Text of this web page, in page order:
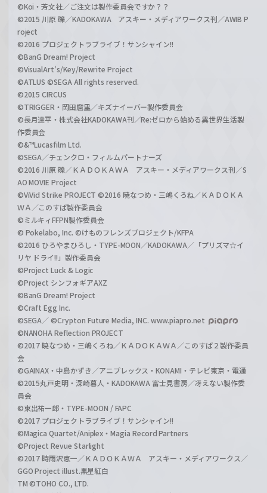
©Koi・芳文社／ご注文は製作委員会ですか？？
©2015 川原 礫／KADOKAWA アスキー・メディアワークス刊／AWIB P
roject
©2016 プロジェクトラブライブ！サンシャイン!!
©BanG Dream! Project
©VisualArt's/Key/Rewrite Project
©ATLUS ©SEGA All rights reserved.
©2015 CIRCUS
©TRIGGER・岡田麿里／キズナイーバー製作委員会
©長月達平・株式会社KADOKAWA刊／Re:ゼロから始める異世界生活製
作委員会
©&™Lucasfilm Ltd.
©SEGA／チェンクロ・フィルムパートナーズ
©2016 川原 礫／ＫＡＤＯＫＡＷＡ アスキー・メディアワークス刊／S
AO MOVIE Project
©ViVid Strike PROJECT ©2016 暁なつめ・三嶋くろね／ＫＡＤＯＫＡ
ＷＡ／このすば製作委員会
©ミルキィFFPN製作委員会
© Pokelabo, Inc. ©けものフレンズプロジェクト/KFPA
©2016 ひろやまひろし・TYPE-MOON／KADOKAWA／「プリズマ☆イ
リヤ ドライ!!」製作委員会
©Project Luck & Logic
©Project シンフォギアAXZ
©BanG Dream! Project
©Craft Egg Inc.
©SEGA／ ©Crypton Future Media, INC. www.piapro.net
©NANOHA Reflection PROJECT
©2017 暁なつめ・三嶋くろね／ＫＡＤＯＫＡＷＡ／このすば２製作委員
会
©GAINAX・中島かずき／アニプレックス・KONAMI・テレビ東京・電通
©2015丸戸史明・深崎暮人・KADOKAWA 富士見書房／冴えない製作委
員会
©東出祐一郎・TYPE-MOON / FAPC
©2017 プロジェクトラブライブ！サンシャイン!!
©Magica Quartet/Aniplex・Magia Record Partners
©Project Revue Starlight
©2017 時雨沢恵一／ＫＡＤＯＫＡＷＡ アスキー・メディアワークス／
GGO Project illust.黒星紅白
TM ©TOHO CO., LTD.